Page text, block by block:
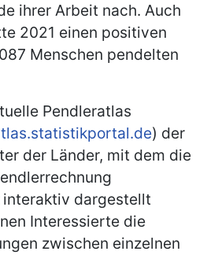
ihrer Arbeit nach. Auch
2021 einen positiven
Menschen pendelten
Pendleratlas
) der
der Länder, mit dem die
dargestellt
Interessierte die
zwischen einzelnen